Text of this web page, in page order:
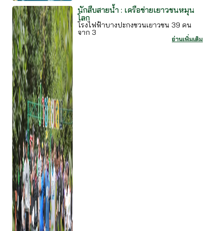
นักสืบสายน้ำ : เครือข่ายเยาวชนหมุน
โลก
โรงไฟฟ้าบางปะกงชวนเยาวชน 39 คน
จาก 3
อ่านเพิ่มเติม